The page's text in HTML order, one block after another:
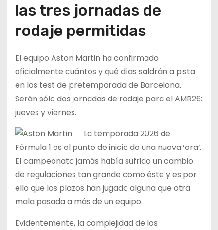
las tres jornadas de
rodaje permitidas
El equipo Aston Martin ha confirmado
oficialmente cuántos y qué días saldrán a pista
en los test de pretemporada de Barcelona.
Serán sólo dos jornadas de rodaje para el AMR26:
jueves y viernes.
La temporada 2026 de
Fórmula 1 es el punto de inicio de una nueva ‘era’.
El campeonato jamás había sufrido un cambio
de regulaciones tan grande como éste y es por
ello que los plazos han jugado alguna que otra
mala pasada a más de un equipo.
Evidentemente, la complejidad de los